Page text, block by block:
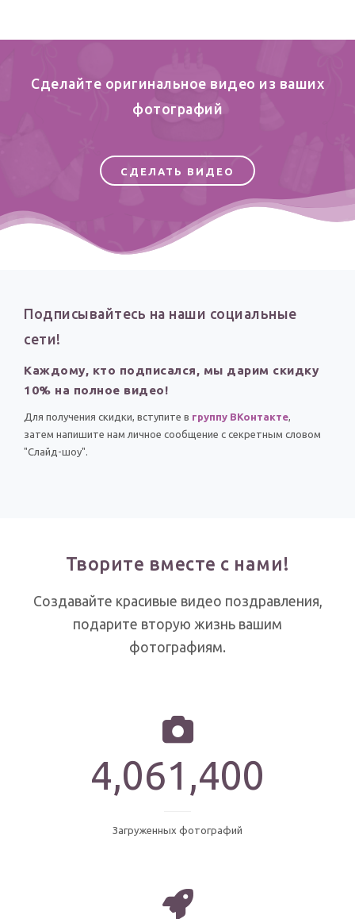
Сделайте оригинальное видео из ваших
фотографий
СДЕЛАТЬ ВИДЕО
Подписывайтесь на наши социальные
сети!
Каждому, кто подписался, мы дарим скидку
10% на полное видео!
Для получения скидки, вступите в группу ВКонтакте
затем напишите нам личное сообщение с секретным словом
"Слайд-шоу".
Творите вместе с нами!
Создавайте красивые видео поздравления,
подарите вторую жизнь вашим
фотографиям.
4,200,000
Загруженных фотографий